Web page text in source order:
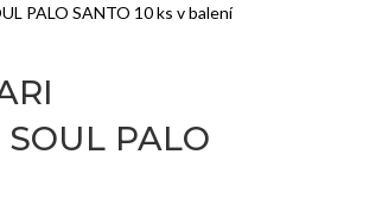
PALO SANTO 10 ks v balení
PALO